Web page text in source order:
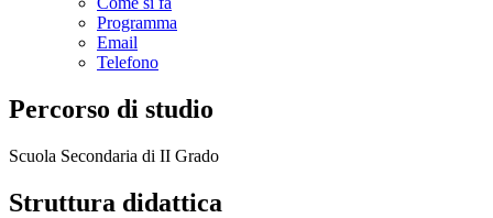
Programma
Email
Telefono
Percorso di studio
Scuola Secondaria di II Grado
Struttura didattica